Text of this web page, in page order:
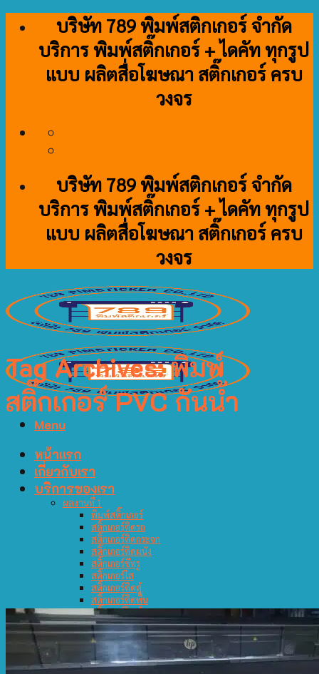
content
บริษัท 789 พิมพ์สติกเกอร์ จำกัด
บริการ พิมพ์สติ๊กเกอร์ + ไดคัท ทุกรูป
แบบ ผลิตสื่อโฆษณา สติ๊กเกอร์ ครบ
วงจร
บริษัท 789 พิมพ์สติกเกอร์ จำกัด
บริการ พิมพ์สติ๊กเกอร์ + ไดคัท ทุกรูป
แบบ ผลิตสื่อโฆษณา สติ๊กเกอร์ ครบ
วงจร
Menu
หน้าแรก
เกี่ยวกับเรา
บริการของเรา
ผลงานที่ 1
พิมพ์สติ๊กเกอร์
สติ๊กเกอร์ติดรถ
สติ๊กเกอร์ติดกระจก
สติ๊กเกอร์ติดผนัง
สติ๊กเกอร์ซีทรู
สติ๊กเกอร์ใส
สติ๊กเกอร์ติดตู้
สติ๊กเกอร์ติดพื้น
สติ๊กเกอร์สินค้า
ผลงานที่ 2
ฉลากสินค้า
สติ๊กเกอร์ติดกระจกฝ้า
ปริ้นสติกเกอร์
Tag Archives:พิมพ์
สติ๊กเกอร์ PVC กันน้ำ